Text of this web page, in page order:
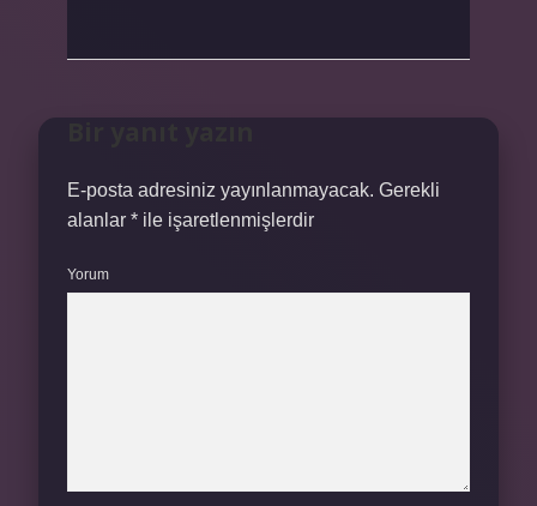
E-posta adresiniz yayınlanmayacak. Gerekli
alanlar * ile işaretlenmişlerdir
Yorum